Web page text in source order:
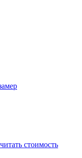
стоимость